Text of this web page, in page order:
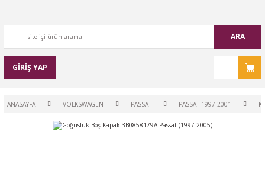
ARA
GİRİŞ YAP
ANASAYFA VOLKSWAGEN PASSAT PASSAT 1997-2001